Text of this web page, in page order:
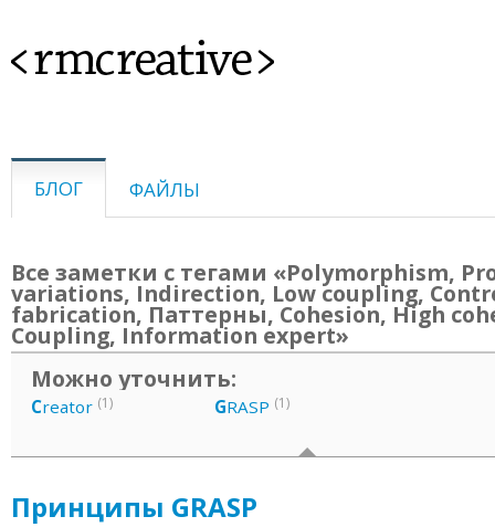
<rmcreative>
БЛОГ ФАЙЛЫ
Все заметки с тегами «Polymorphism,
variations, Indirection, Low coupling,
fabrication, Паттерны, Cohesion, High
Coupling, Information expert»
Можно уточнить:
Creator (1) GRASP (1)
Принципы GRASP